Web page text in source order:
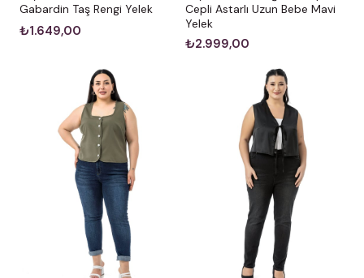
Gabardin Taş Rengi Yelek
₺1.649,00
Cepli Astarlı Uzun Bebe Mavi
Yelek
₺2.999,00